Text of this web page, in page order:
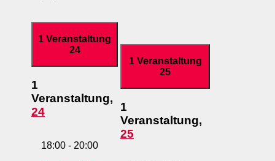
1 Veranstaltung
24
1
Veranstaltung,
24
18:00 - 20:00
1 Veranstaltung
25
1
Veranstaltung,
25